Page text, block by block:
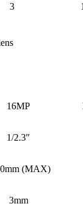
3
16MP
1/2.3″
(MAX)
3mm